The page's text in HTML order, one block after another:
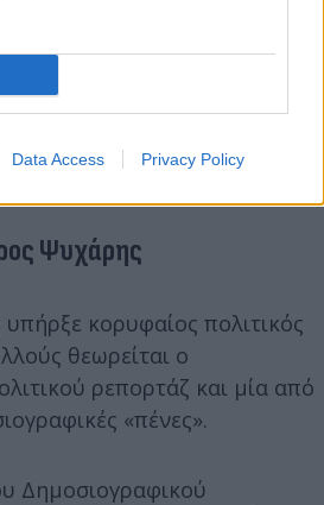
Data Access Privacy Policy
Ψυχάρης
κορυφαίος πολιτικός
θεωρείται ο
ρεπορτάζ και μία από
«πένες».
Δημοσιογραφικού